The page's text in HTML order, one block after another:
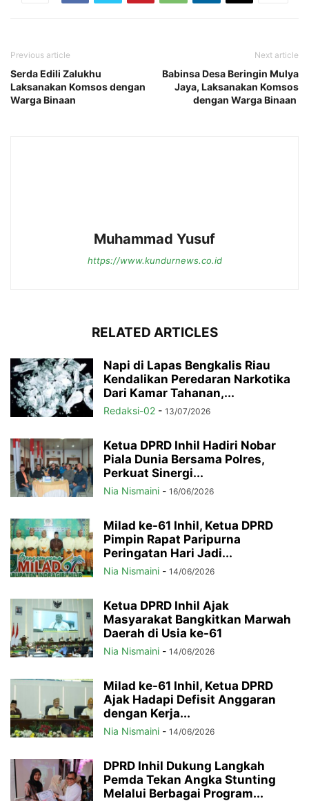
Previous article
Serda Edili Zalukhu
Laksanakan Komsos dengan
Warga Binaan
Next article
Babinsa Desa Beringin Mulya
Jaya, Laksanakan Komsos
dengan Warga Binaan
Muhammad Yusuf
https://www.kundurnews.co.id
RELATED ARTICLES
Napi di Lapas Bengkalis Riau
Kendalikan Peredaran Narkotika
Dari Kamar Tahanan,...
Redaksi-02 - 13/07/2026
Ketua DPRD Inhil Hadiri Nobar
Piala Dunia Bersama Polres,
Perkuat Sinergi...
Nia Nismaini - 16/06/2026
Milad ke-61 Inhil, Ketua DPRD
Pimpin Rapat Paripurna
Peringatan Hari Jadi...
Nia Nismaini - 14/06/2026
Ketua DPRD Inhil Ajak
Masyarakat Bangkitkan Marwah
Daerah di Usia ke-61
Nia Nismaini - 14/06/2026
Milad ke-61 Inhil, Ketua DPRD
Ajak Hadapi Defisit Anggaran
dengan Kerja...
Nia Nismaini - 14/06/2026
DPRD Inhil Dukung Langkah
Pemda Tekan Angka Stunting
Melalui Berbagai Program...